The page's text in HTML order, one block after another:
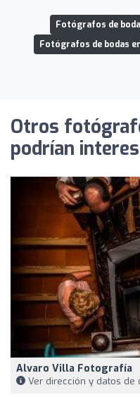
Fotógrafos de
Fotógrafos de bodas
Otros
podrían
Alvaro Villa Fotografía
Ver dirección y datos de